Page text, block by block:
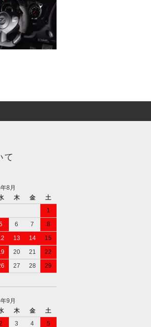
て
8月
木 金
土
1
6 7
8
13 14
15
20 21
22
27 28
29
9月
木 金
土
3 4 5